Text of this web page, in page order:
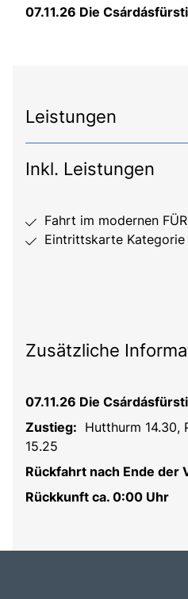
07.11.26 Die
Leistungen
Inkl. Leistungen
Fahrt im modernen
Eintrittskarte Kategorie
Zusätzliche
07.11.26 Die
Zustieg: Hutthurm 14.30,
15.25
Rückfahrt nach Ende der
Rückkunft ca. 0:00 Uhr